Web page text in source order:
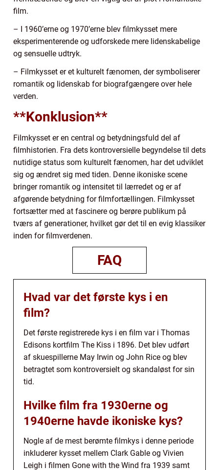
film.
– I 1960’erne og 1970’erne blev filmkysset mere
eksperimenterende og udforskede mere lidenskabelige
og sensuelle udtryk.
– Filmkysset er et kulturelt fænomen, der symboliserer
romantik og lidenskab for biografgængere over hele
verden.
**Konklusion**
Filmkysset er en central og betydningsfuld del af
filmhistorien. Fra dets kontroversielle begyndelse til dets
nutidige status som kulturelt fænomen, har det udviklet
sig og ændret sig med tiden. Denne ikoniske scene
bringer romantik og intensitet til lærredet og er af
afgørende betydning for filmfortællingen. Filmkysset
fortsætter med at fascinere og berøre publikum på
tværs af generationer, hvilket gør det til en evig klassiker
inden for filmverdenen.
FAQ
Hvad var det første kys i en
film?
Det første registrerede kys i en film var i Thomas
Edisons kortfilm The Kiss i 1896. Det blev udført
af skuespillerne May Irwin og John Rice og blev
betragtet som kontroversielt og skandaløst for sin
tid.
Hvilke film fra 1930erne og
1940erne havde ikoniske kys?
Nogle af de mest berømte filmkys i denne periode
inkluderer kysset mellem Clark Gable og Vivien
Leigh i filmen Gone with the Wind fra 1939 samt